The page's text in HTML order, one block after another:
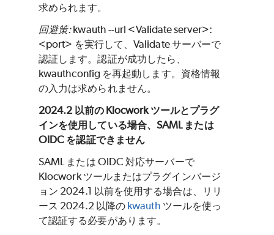
求められます。
回避策:kwauth --url <Validate server>:
<port> を実行して、Validate サーバーで
認証します。認証が成功したら、
kwauthconfig を再起動します。資格情報
の入力は求められません。
2024.2 以前の Klocwork ツールとプラグ
インを使用している場合、SAML または
OIDC を認証できません
SAML または OIDC 対応サーバーで
Klocwork ツールまたはプラグインバージ
ョン 2024.1 以前を使用する場合は、リリ
ース 2024.2 以降の kwauth ツールを使っ
て認証する必要があります。